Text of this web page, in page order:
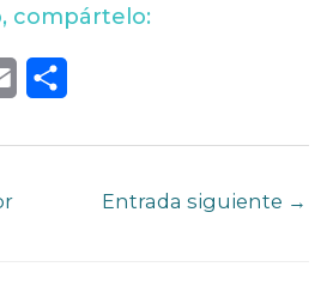
compártelo:
Entrada siguiente →